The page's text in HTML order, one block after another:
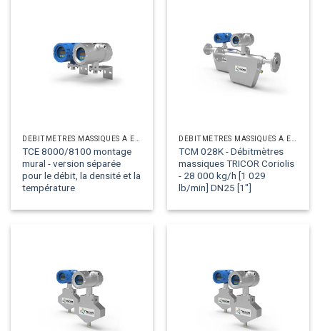
TCE 8000/8100 montage
mural - version séparée
pour le débit, la densité et la
température
TCM 028K - Débitmètres
massiques TRICOR Coriolis
- 28 000 kg/h [1 029
lb/min] DN25 [1"]